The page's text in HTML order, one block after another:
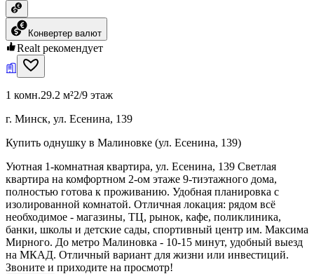
Конвертер валют
Realt рекомендует
1 комн.29.2 м²2/9 этаж
г. Минск, ул. Есенина, 139
Купить однушку в Малиновке (ул. Есенина, 139)
Уютная 1-комнатная квартира, ул. Есенина, 139 Светлая
квартира на комфортном 2-ом этаже 9-тиэтажного дома,
полностью готова к проживанию. Удобная планировка с
изолированной комнатой. Отличная локация: рядом всё
необходимое - магазины, ТЦ, рынок, кафе, поликлиника,
банки, школы и детские сады, спортивный центр им. Максима
Мирного. До метро Малиновка - 10-15 минут, удобный выезд
на МКАД. Отличный вариант для жизни или инвестиций.
Звоните и приходите на просмотр!